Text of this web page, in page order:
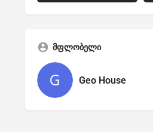
მფლობელი
Geo House